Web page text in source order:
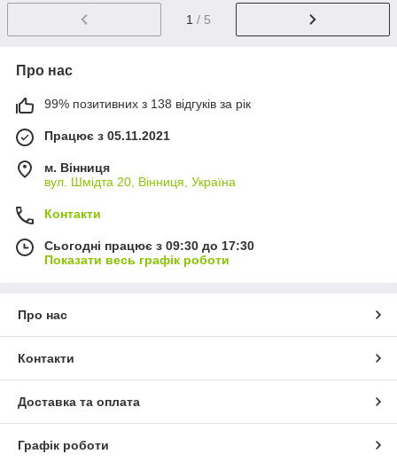
1 / 5
Про нас
99% позитивних з 138 відгуків за рік
Працює з 05.11.2021
м. Вінниця
вул. Шмідта 20, Вінниця, Україна
Контакти
Сьогодні працює з 09:30 до 17:30
Показати весь графік роботи
Про нас
Контакти
Доставка та оплата
Графік роботи